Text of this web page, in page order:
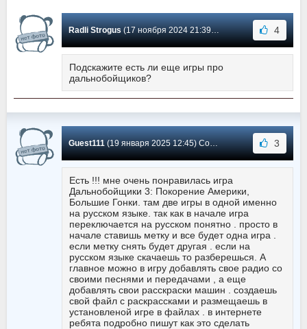
Radli Strogus(17 ноября 2024 21:39) Сообщение #41 4
Подскажите есть ли еще игры про
дальнобойщиков?
Guest111(19 января 2025 12:45) Сообщение #40 3
Есть !!! мне очень понравилась игра
Дальнобойщики 3: Покорение Америки,
Большие Гонки. там две игры в одной именно
на русском языке. так как в начале игра
переключается на русском понятно . просто в
начале ставишь метку и все будет одна игра .
если метку снять будет другая . если на
русском языке скачаешь то разберешься. А
главное можно в игру добавлять свое радио со
своими песнями и передачами , а еще
добавлять свои расскраски машин . создаешь
свой файл с раскрассками и размещаешь в
установленой игре в файлах . в интернете
ребята подробно пишут как это сделать